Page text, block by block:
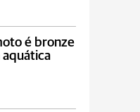
é bronze